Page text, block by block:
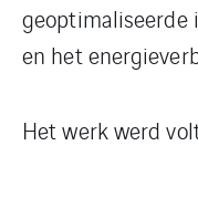
geoptimaliseerde
en het
Het werk werd